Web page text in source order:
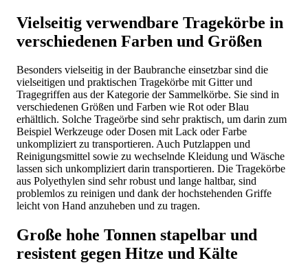
Vielseitig verwendbare Tragekörbe in
verschiedenen Farben und Größen
Besonders vielseitig in der Baubranche einsetzbar sind die
vielseitigen und praktischen Tragekörbe mit Gitter und
Tragegriffen aus der Kategorie der Sammelkörbe. Sie sind in
verschiedenen Größen und Farben wie Rot oder Blau
erhältlich. Solche Trageörbe sind sehr praktisch, um darin zum
Beispiel Werkzeuge oder Dosen mit Lack oder Farbe
unkompliziert zu transportieren. Auch Putzlappen und
Reinigungsmittel sowie zu wechselnde Kleidung und Wäsche
lassen sich unkompliziert darin transportieren. Die Tragekörbe
aus Polyethylen sind sehr robust und lange haltbar, sind
problemlos zu reinigen und dank der hochstehenden Griffe
leicht von Hand anzuheben und zu tragen.
Große hohe Tonnen stapelbar und
resistent gegen Hitze und Kälte